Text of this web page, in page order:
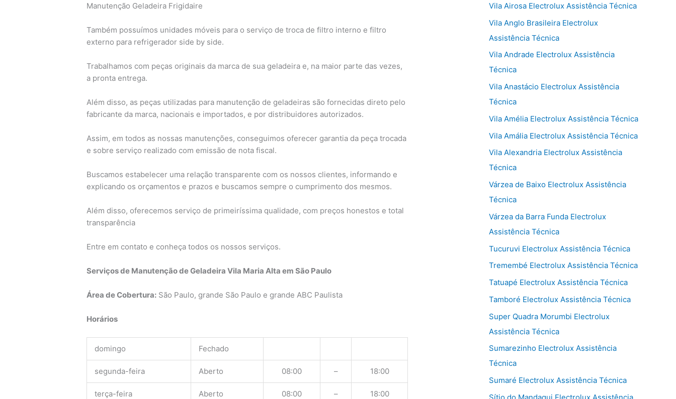
Manutenção Geladeira Frigidaire
Também possuímos unidades móveis para o serviço de troca de filtro interno e filtro
externo para refrigerador side by side.
Trabalhamos com peças originais da marca de sua geladeira e, na maior parte das vezes,
a pronta entrega.
Além disso, as peças utilizadas para manutenção de geladeiras são fornecidas direto pelo
fabricante da marca, nacionais e importados, e por distribuidores autorizados.
Assim, em todos as nossas manutenções, conseguimos oferecer garantia da peça trocada
e sobre serviço realizado com emissão de nota fiscal.
Buscamos estabelecer uma relação transparente com os nossos clientes, informando e
explicando os orçamentos e prazos e buscamos sempre o cumprimento dos mesmos.
Além disso, oferecemos serviço de primeiríssima qualidade, com preços honestos e total
transparência
Entre em contato e conheça todos os nossos serviços.
Serviços de Manutenção de Geladeira Vila Maria Alta em São Paulo
Área de Cobertura: São Paulo, grande São Paulo e grande ABC Paulista
Horários
domingo Fechado
segunda-feira Aberto 08:00 – 18:00
terça-feira Aberto 08:00 – 18:00
Vila Airosa Electrolux Assistência Técnica
Vila Anglo Brasileira Electrolux
Assistência Técnica
Vila Andrade Electrolux Assistência
Técnica
Vila Anastácio Electrolux Assistência
Técnica
Vila Amélia Electrolux Assistência Técnica
Vila Amália Electrolux Assistência Técnica
Vila Alexandria Electrolux Assistência
Técnica
Várzea de Baixo Electrolux Assistência
Técnica
Várzea da Barra Funda Electrolux
Assistência Técnica
Tucuruvi Electrolux Assistência Técnica
Tremembé Electrolux Assistência Técnica
Tatuapé Electrolux Assistência Técnica
Tamboré Electrolux Assistência Técnica
Super Quadra Morumbi Electrolux
Assistência Técnica
Sumarezinho Electrolux Assistência
Técnica
Sumaré Electrolux Assistência Técnica